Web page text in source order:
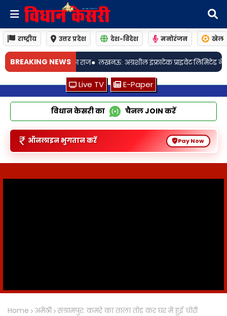
राष्ट्रीय उत्तर प्रदेश देश-विदेश मनोरंजन खेल
BREAKING NEWS
अग्रशील इंफ्राटेक प्राइवेट लिमिटेड ने लखनऊ में आश्रयम फेज-11 किया लॉन्च•
Live TV E-Paper
विधान केसरी का चैनलJOIN करें
ऑनलाइन भुगतान करें Pay Now
Home अमेठी संग्रामपुर: कमरे का ताला तोड़ कर घर में हुई चोरी